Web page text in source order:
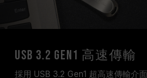
USB 3.2 Gen1 高速傳輸
採用 USB 3.2 Gen1 超高速傳輸介